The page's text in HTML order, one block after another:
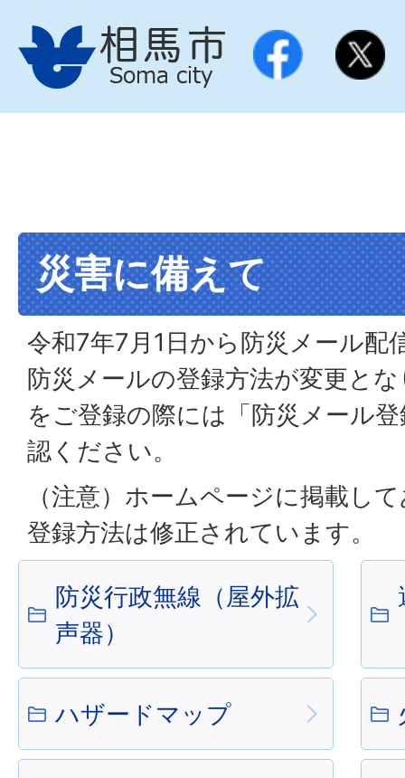
災害に備えて
令和7年7月1日から防災メール配
防災メールの登録方法が変更と
をご登録の際には「防災メール
認ください。
（注意）ホームページに掲載し
登録方法は修正されています。
防災行政無線（屋外拡
声器）
ハザードマップ